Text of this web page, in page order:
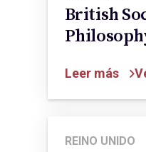
British
Leer más
REINO UNIDO